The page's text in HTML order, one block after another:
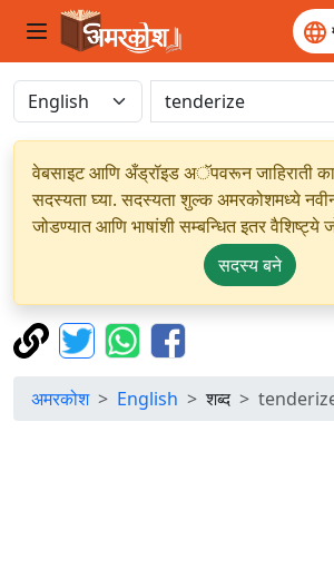
वेबसाइट आणि अँड्रॉइड अॅपवरून जाहिराती
सदस्यता घ्या. सदस्यता शुल्क अमरकोशमध्ये
जोडण्यात आणि भाषांशी सम्बन्धित इतर
सदस्य बने
अमरकोश English शब्द